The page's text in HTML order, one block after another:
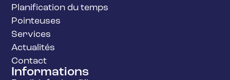
Planification du temps
Pointeuses
Services
Actualités
Contact
Informations